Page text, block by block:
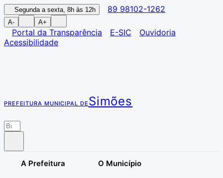
Segunda a sexta, 8h às 12h 89 98102-1262
A- A+
Portal da Transparência E-SIC
Ouvidoria
Acessibilidade
PREFEITURA MUNICIPAL DE Simões
A Prefeitura O Município